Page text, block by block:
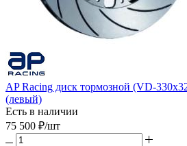
AP Racing диск тормозной (VD-
(левый)
Есть в наличии
75 500 ₽/шт